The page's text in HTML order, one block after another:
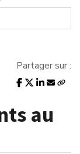
Partager sur :
au